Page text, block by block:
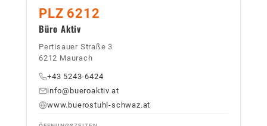
PLZ 6212
Büro Aktiv
Pertisauer Straße 3
6212 Maurach
+43 5243-6424
info@bueroaktiv.at
www.buerostuhl-schwaz.at